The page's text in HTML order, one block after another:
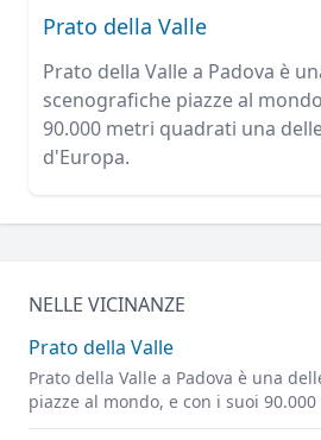
Prato della Valle
Prato della Valle a Padova è
scenografiche piazze al
90.000 metri quadrati una
d'Europa.
NELLE VICINANZE
Prato della Valle
Prato della Valle a Padova è una
piazze al mondo, e con i suoi
delle più grandi d'Europa.